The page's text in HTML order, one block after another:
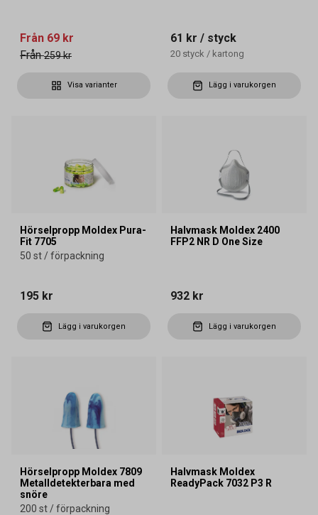
Från 69 kr
Från 259 kr
Visa varianter
61 kr / styck
20 styck / kartong
Lägg i varukorgen
Hörselpropp Moldex Pura-
Fit 7705
50 st / förpackning
195 kr
Lägg i varukorgen
Halvmask Moldex 2400
FFP2 NR D One Size
932 kr
Lägg i varukorgen
Hörselpropp Moldex 7809
Metalldetekterbara med
snöre
200 st / förpackning
Halvmask Moldex
ReadyPack 7032 P3 R